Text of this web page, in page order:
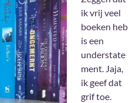
ik vrij veel
boeken heb
is een
understate
ment. Jaja,
ik geef dat
grif toe.